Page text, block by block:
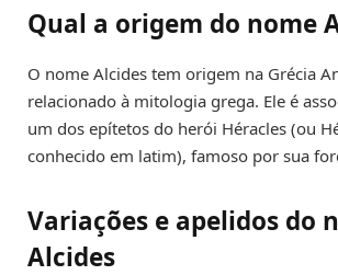
Qual a origem do nome
O nome Alcides tem origem na Grécia
relacionado à mitologia grega. Ele é
um dos epítetos do herói Héracles (ou
conhecido em latim), famoso por sua
Variações e apelidos do
Alcides